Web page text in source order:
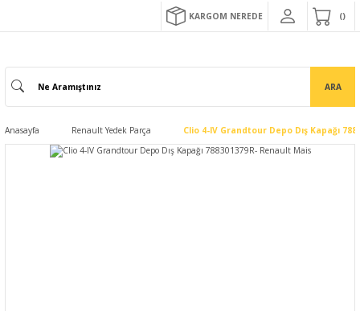
KARGOM NEREDE
ARA
Anasayfa Renault Yedek Parça Clio 4-IV Grandtour Depo Dış Kapağı